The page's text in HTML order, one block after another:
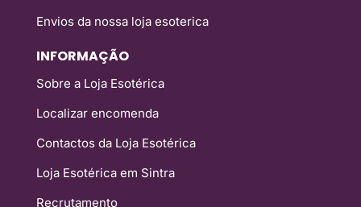
Envios da nossa loja esoterica
INFORMAÇÃO
Sobre a Loja Esotérica
Localizar encomenda
Contactos da Loja Esotérica
Loja Esotérica em Sintra
Recrutamento